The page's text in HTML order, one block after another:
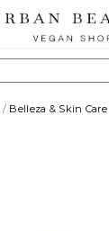
/ Belleza & Skin Care